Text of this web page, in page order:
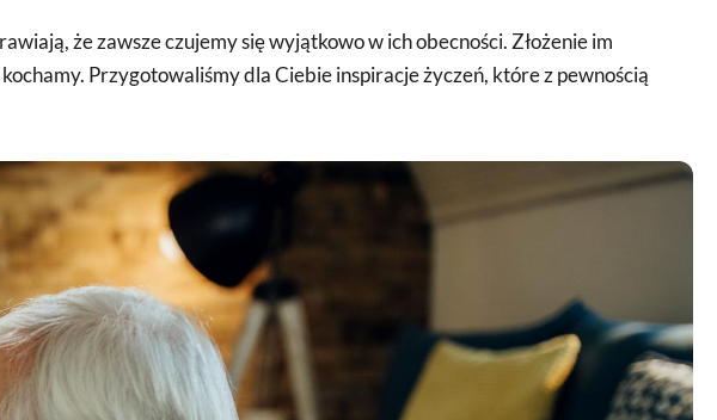
że zawsze czujemy się wyjątkowo w ich obecności. Złożenie im
Przygotowaliśmy dla Ciebie inspiracje życzeń, które z pewnością